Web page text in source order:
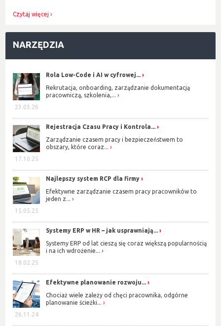
Czytaj więcej
NARZĘDZIA
23.03.26
Rola Low-Code i AI w cyfrowej...
Rekrutacja, onboarding, zarządzanie dokumentacją
pracowniczą, szkolenia,...
17.10.25
Rejestracja Czasu Pracy i Kontrola...
Zarządzanie czasem pracy i bezpieczeństwem to
obszary, które coraz...
15.05.25
Najlepszy system RCP dla firmy
Efektywne zarządzanie czasem pracy pracowników to
jeden z...
18.02.25
Systemy ERP w HR – jak usprawniają...
Systemy ERP od lat cieszą się coraz większą popularnością
i na ich wdrożenie...
26.11.24
Efektywne planowanie rozwoju...
Chociaż wiele zależy od chęci pracownika, odgórne
planowanie ścieżki...